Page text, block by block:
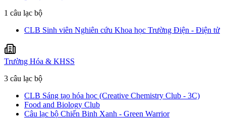
1 câu lạc bộ
CLB Sinh viên Nghiên cứu Khoa học Trường Điện - Điện tử
Trường Hóa & KHSS
3 câu lạc bộ
CLB Sáng tạo hóa học (Creative Chemistry Club - 3C)
Food and Biology Club
Câu lạc bộ Chiến Binh Xanh - Green Warrior